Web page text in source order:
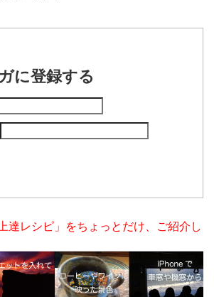
に登録する
達レシピ」をちょっとだけ、ご紹介し